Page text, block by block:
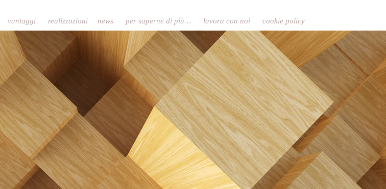
vantaggi realizzazioni news per saperne di più… lavora con noi cookie policy